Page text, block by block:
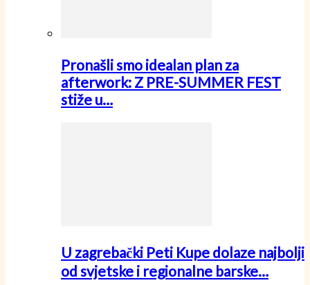
Pronašli smo idealan plan za
afterwork: Z PRE-SUMMER FEST
stiže u…
U zagrebački Peti Kupe dolaze najbolji
od svjetske i regionalne barske…